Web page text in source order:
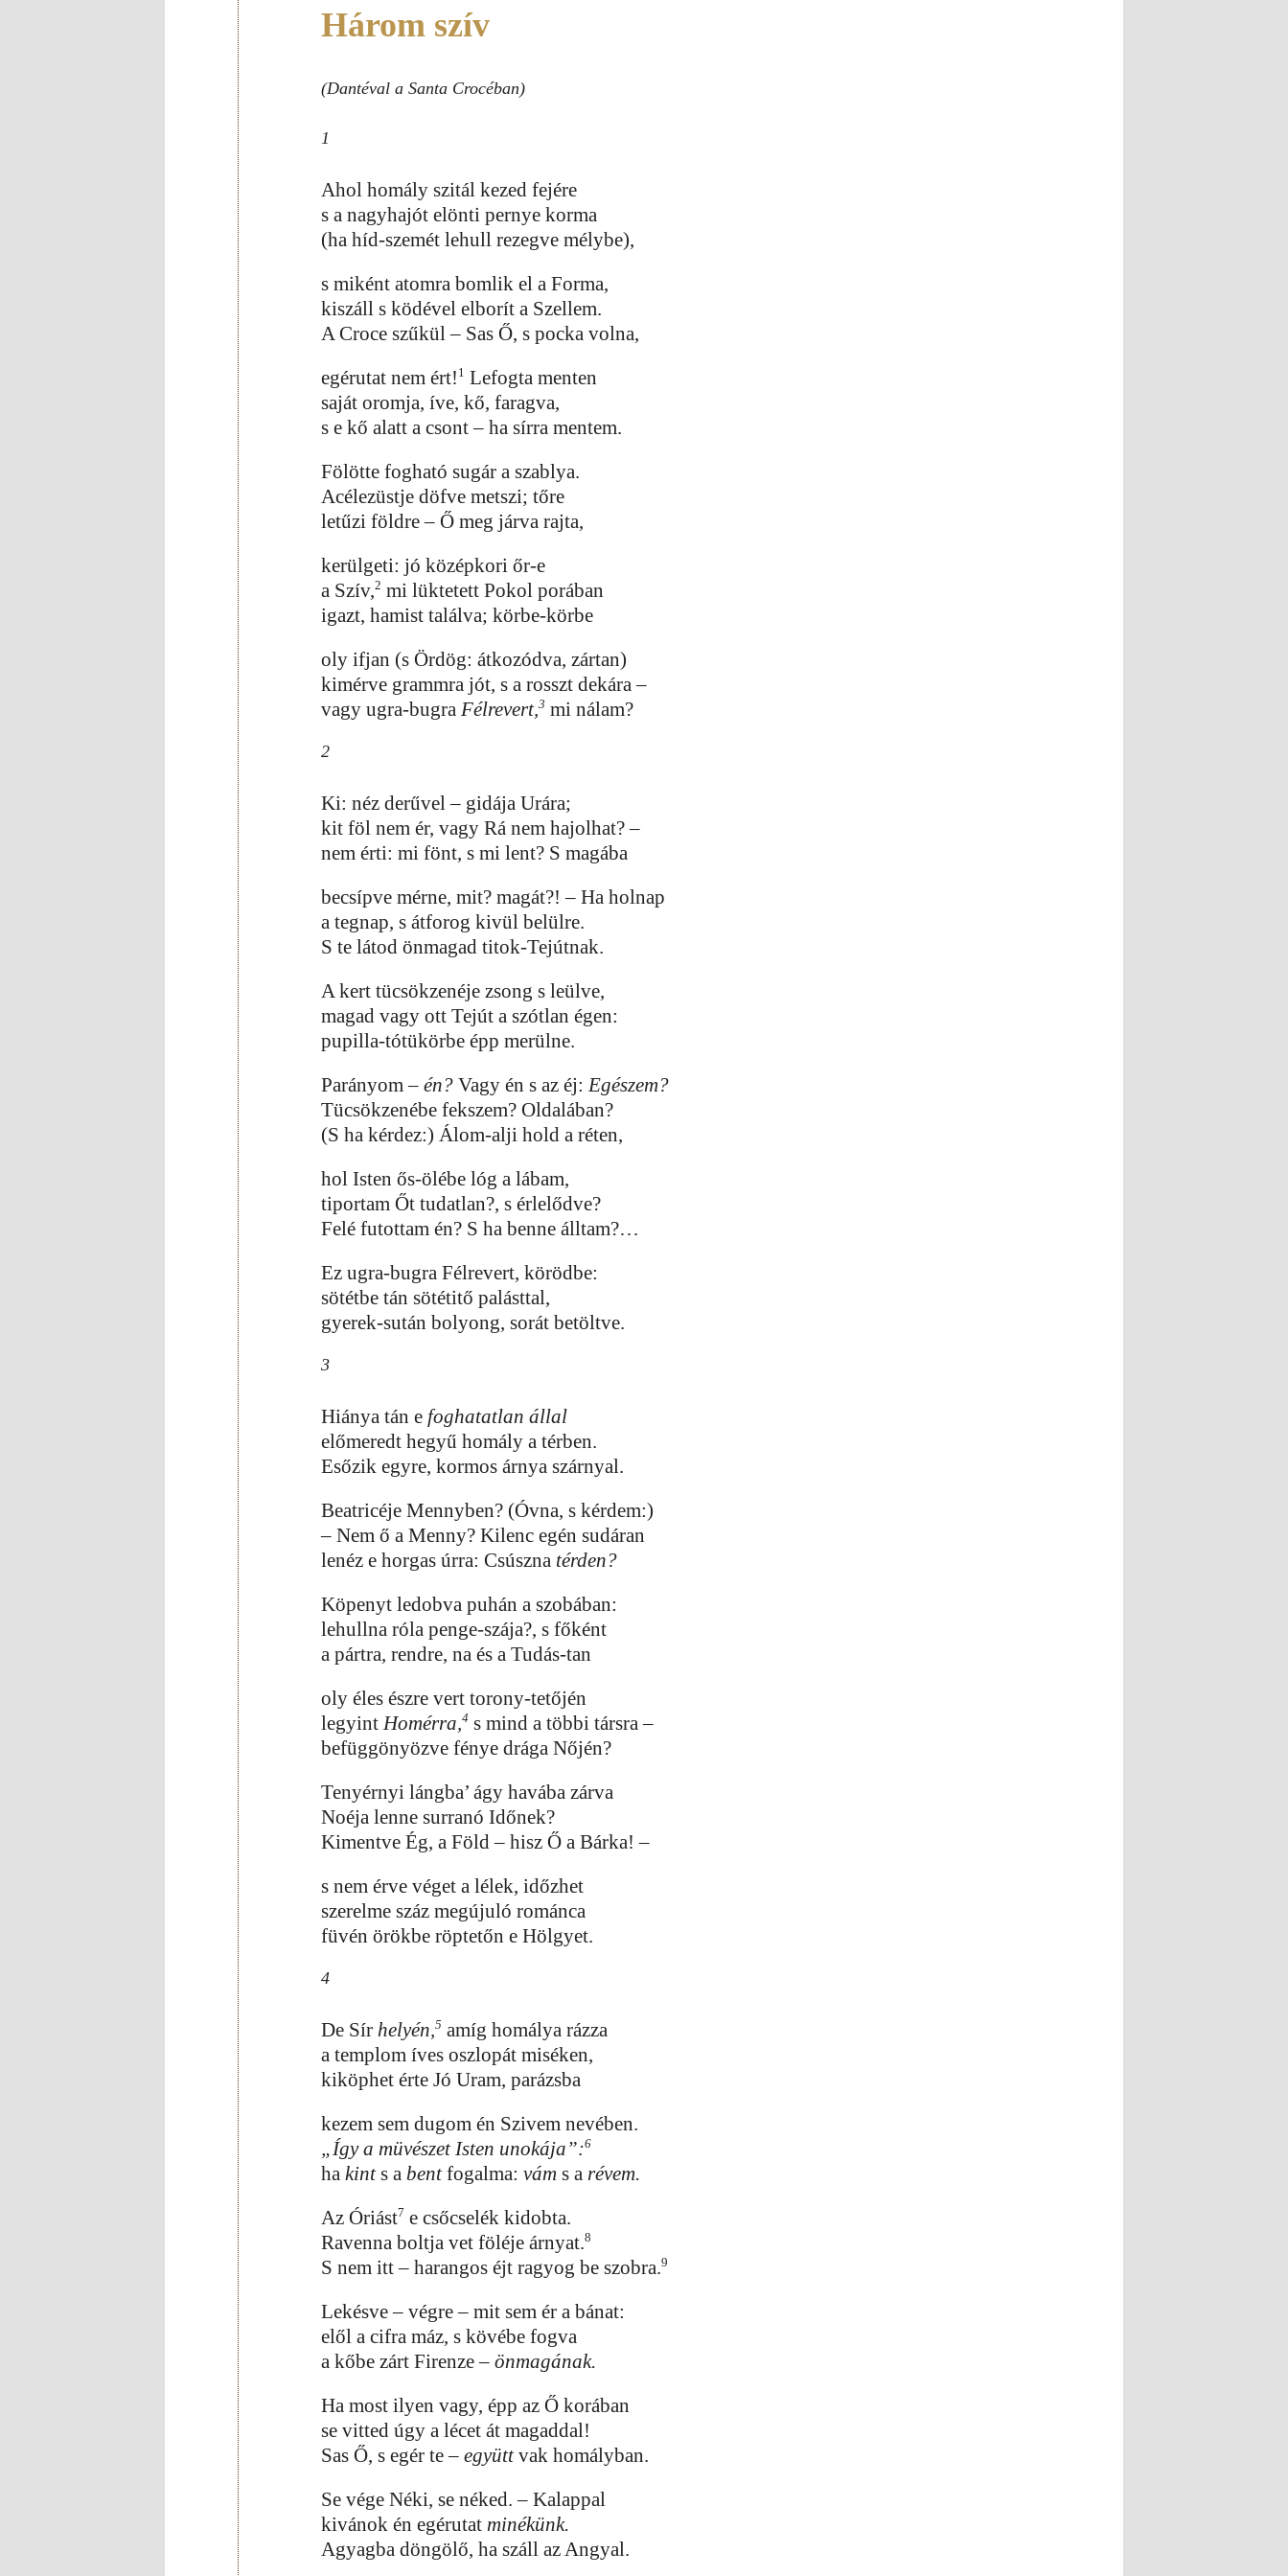
Három szív
(Dantéval a Santa Crocéban)
1
Ahol homály szitál kezed fejére
s a nagyhajót elönti pernye korma
(ha híd-szemét lehull rezegve mélybe),
s miként atomra bomlik el a Forma,
kiszáll s ködével elborít a Szellem.
A Croce szűkül – Sas Ő, s pocka volna,
egérutat nem ért! 1 Lefogta menten
saját oromja, íve, kő, faragva,
s e kő alatt a csont – ha sírra mentem.
Fölötte fogható sugár a szablya.
Acélezüstje döfve metszi; tőre
letűzi földre – Ő meg járva rajta,
kerülgeti: jó középkori őr-e
a Szív,2 mi lüktetett Pokol porában
igazt, hamist találva; körbe-körbe
oly ifjan (s Ördög: átkozódva, zártan)
kimérve grammra jót, s a rosszt dekára –
vagy ugra-bugraFélrevert,3 mi nálam?
2
Ki: néz derűvel – gidája Urára;
kit föl nem ér, vagy Rá nem hajolhat? –
nem érti: mi fönt, s mi lent? S magába
becsípve mérne, mit? magát?! – Ha holnap
a tegnap, s átforog kivül belülre.
S te látod önmagad titok-Tejútnak.
A kert tücsökzenéje zsong s leülve,
magad vagy ott Tejút a szótlan égen:
pupilla-tótükörbe épp merülne.
Parányom –én? Vagy én s az éj:Egészem?
Tücsökzenébe fekszem? Oldalában?
(S ha kérdez:) Álom-alji hold a réten,
hol Isten ős-ölébe lóg a lábam,
tiportam Őt tudatlan?, s érlelődve?
Felé futottam én? S ha benne álltam?…
Ez ugra-bugra Félrevert, körödbe:
sötétbe tán sötétitő palásttal,
gyerek-sután bolyong, sorát betöltve.
3
Hiánya tán e foghatatlan állal
előmeredt hegyű homály a térben.
Esőzik egyre, kormos árnya szárnyal.
Beatricéje Mennyben? (Óvna, s kérdem:)
– Nem ő a Menny? Kilenc egén sudáran
lenéz e horgas úrra: Csúszna térden?
Köpenyt ledobva puhán a szobában:
lehullna róla penge-szája?, s főként
a pártra, rendre, na és a Tudás-tan
oly éles észre vert torony-tetőjén
legyintHomérra,4 s mind a többi társra –
befüggönyözve fénye drága Nőjén?
Tenyérnyi lángba’ ágy havába zárva
Noéja lenne surranó Időnek?
Kimentve Ég, a Föld – hisz Ő a Bárka! –
s nem érve véget a lélek, időzhet
szerelme száz megújuló románca
füvén örökbe röptetőn e Hölgyet.
4
De Sírhelyén,5 amíg homálya rázza
a templom íves oszlopát miséken,
kiköphet érte Jó Uram, parázsba
kezem sem dugom én Szivem nevében.
„Így a müvészet Isten unokája”:6
hakints abentfogalma:vám s a révem.
Az Óriást7 e csőcselék kidobta.
Ravenna boltja vet föléje árnyat.8
S nem itt – harangos éjt ragyog be szobra.9
Lekésve – végre – mit sem ér a bánat:
elől a cifra máz, s kövébe fogva
a kőbe zárt Firenze –önmagának.
Ha most ilyen vagy, épp az Ő korában
se vitted úgy a lécet át magaddal!
Sas Ő, s egér te –együttvak homályban.
Se vége Néki, se néked. – Kalappal
kivánok én egérutatminékünk.
Agyagba döngölő, ha száll az Angyal.